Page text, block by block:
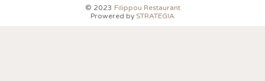
© 2023 Filippou Restaurant
Prowered by STRATEGIA